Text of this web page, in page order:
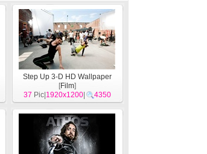
Step Up 3-D HD Wallpaper
[Film]
37 Pic| 1920x1200| 4350